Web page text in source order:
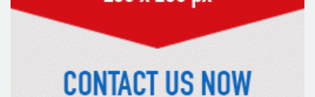
২২৬টি মাদরাসার সব শিক্ষার্থী ফেল